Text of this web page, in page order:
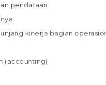
pendataan
kinerja bagian
(accounting)